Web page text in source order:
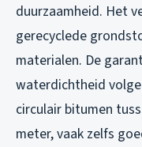
duurzaamheid. Het
gerecyclede
materialen. De
waterdichtheid
circulair bitumen
meter, vaak zelfs